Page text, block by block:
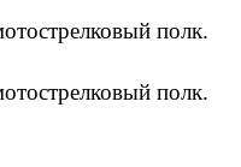
полк.
полк.